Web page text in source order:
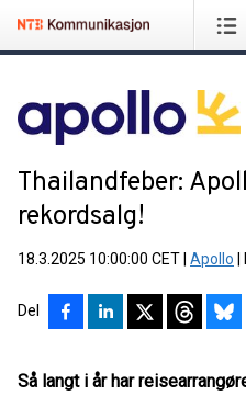
Thailandfeber:
rekordsalg!
18.3.2025 10:00:00 CET Apollo
Del
Så langt i år har